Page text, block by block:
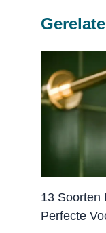
13 Soorten
Perfecte